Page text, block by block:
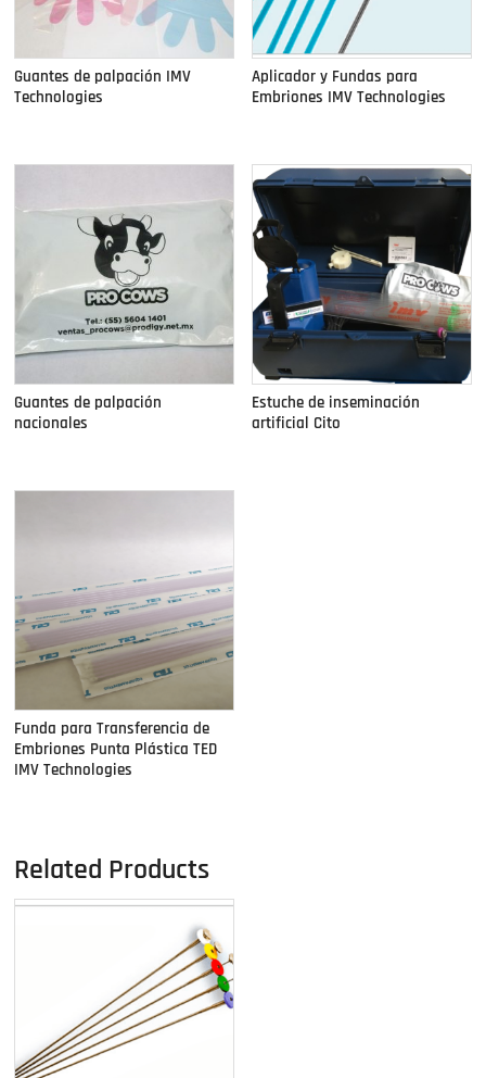
Guantes de palpación IMV
Technologies
Aplicador y Fundas para
Embriones IMV Technologies
Guantes de palpación
nacionales
Estuche de inseminación
artificial Cito
Funda para Transferencia de
Embriones Punta Plástica TED
IMV Technologies
Related Products